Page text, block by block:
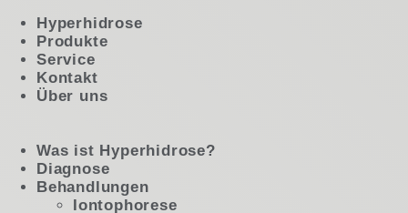
Hyperhidrose
Produkte
Service
Kontakt
Über uns
Was ist Hyperhidrose?
Diagnose
Behandlungen
Iontophorese